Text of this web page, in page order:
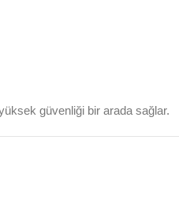
güvenliği bir arada sağlar.